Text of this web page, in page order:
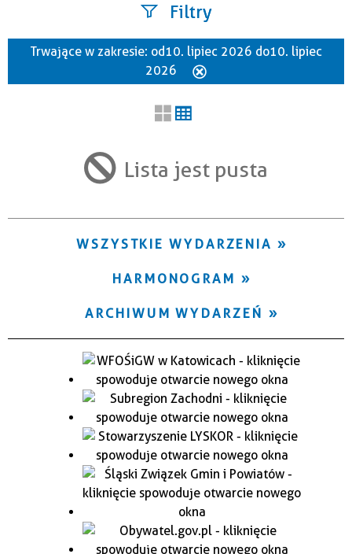
Filtry
Szukana fraza
Trwające w zakresie
Trwające w zakresie: od 10. lipiec 2026 do 10. lipiec
2026
Lista jest pusta
WSZYSTKIE WYDARZENIA
HARMONOGRAM
ARCHIWUM WYDARZEŃ